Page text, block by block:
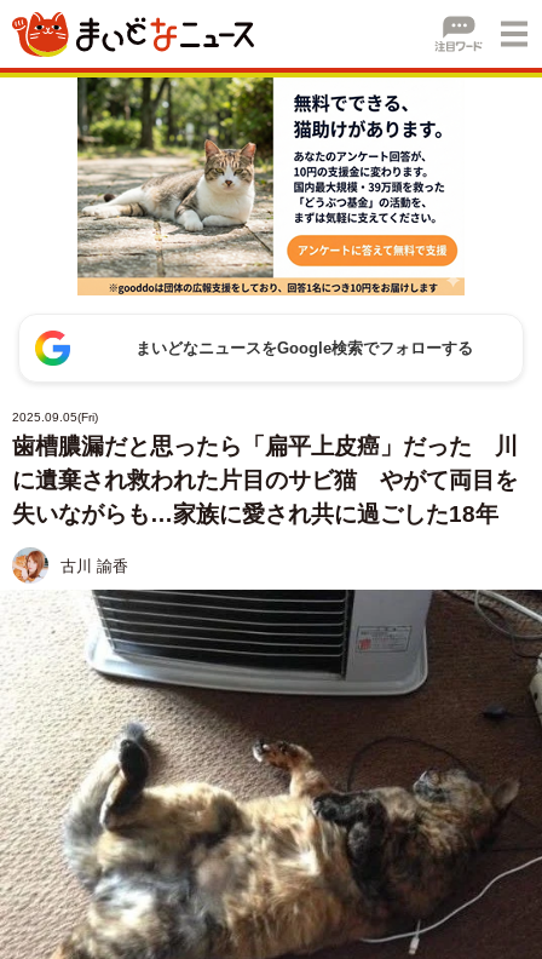
まいどなニュースをGoogle検索でフォローする
2025.09.05(Fri)
歯槽膿漏だと思ったら「扁平上皮癌」だった 川
に遺棄され救われた片目のサビ猫 やがて両目を
失いながらも…家族に愛され共に過ごした18年
古川 諭香